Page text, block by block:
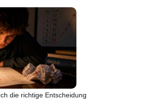
die richtige Entscheidung